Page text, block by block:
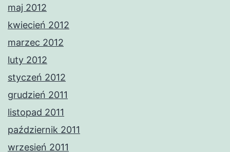
maj 2012
kwiecień 2012
marzec 2012
luty 2012
styczeń 2012
grudzień 2011
listopad 2011
październik 2011
wrzesień 2011